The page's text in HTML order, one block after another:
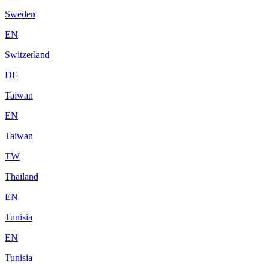
Sweden
EN
Switzerland
DE
Taiwan
EN
Taiwan
TW
Thailand
EN
Tunisia
EN
Tunisia